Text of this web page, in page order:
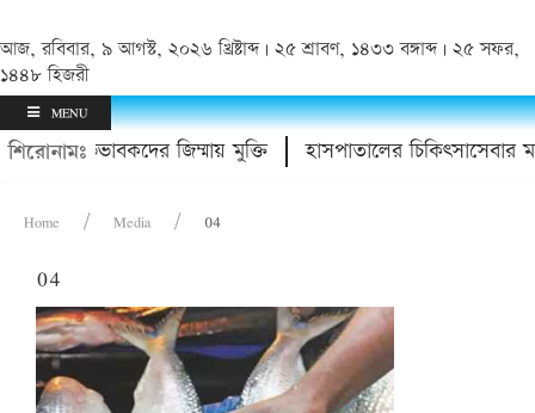
আজ, রবিবার, ৯ আগস্ট, ২০২৬ খ্রিষ্টাব্দ | ২৫ শ্রাবণ, ১৪৩৩ বঙ্গাব্দ | ২৫ সফর,
১৪৪৮ হিজরী
MENU
শিরোনামঃঅভিভাবকদের জিম্মায় মুক্তি হাসপাতালের
Home Media 04
04